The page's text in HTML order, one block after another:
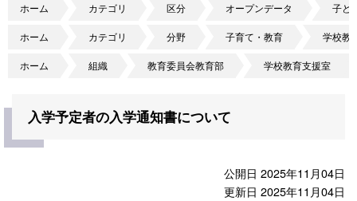
ホーム カテゴリ 区分 オープンデータ 子ど
ホーム カテゴリ 分野 子育て・教育 学校教
ホーム 組織 教育委員会教育部 学校教育支援室
入学予定者の入学通知書について
公開日 2025年11月04日
更新日 2025年11月04日